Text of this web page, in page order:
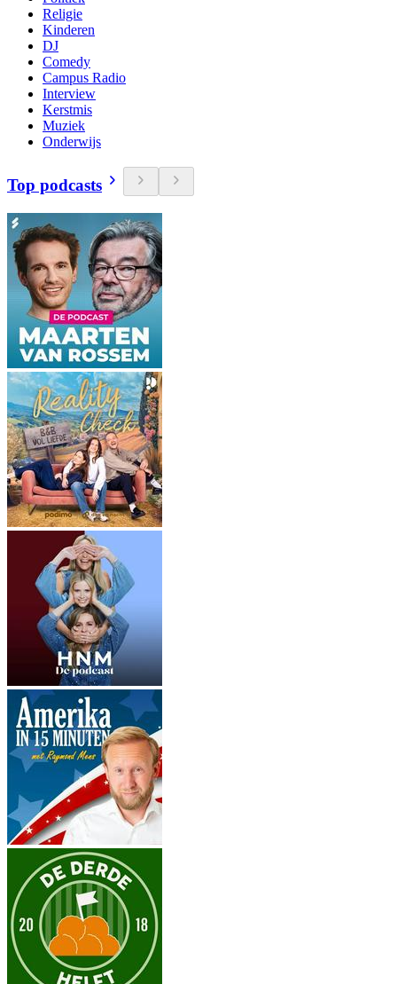
Religie
Kinderen
DJ
Comedy
Campus Radio
Interview
Kerstmis
Muziek
Onderwijs
Top podcasts